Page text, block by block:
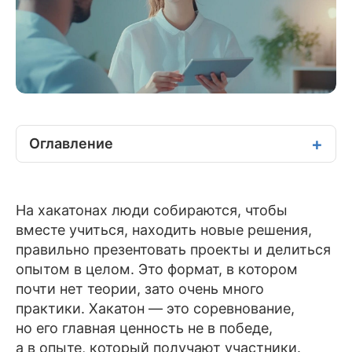
Оглавление
На хакатонах люди собираются, чтобы
вместе учиться, находить новые решения,
правильно презентовать проекты и делиться
опытом в целом. Это формат, в котором
почти нет теории, зато очень много
практики. Хакатон — это соревнование,
но его главная ценность не в победе,
а в опыте, который получают участники.